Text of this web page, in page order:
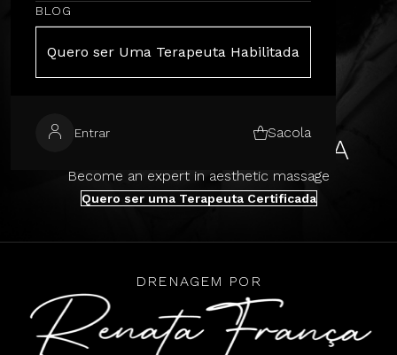
BLOG
Quero ser Uma Terapeuta Habilitada
Entrar Sacola
SPA RENATA FRANÇA
Become an expert in aesthetic massage
Quero ser uma Terapeuta Certificada
DRENAGEM POR